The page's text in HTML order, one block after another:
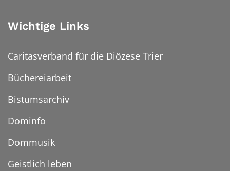
Wichtige Links
Caritasverband für die Diözese Trier
Büchereiarbeit
Bistumsarchiv
Dominfo
Dommusik
Geistlich leben